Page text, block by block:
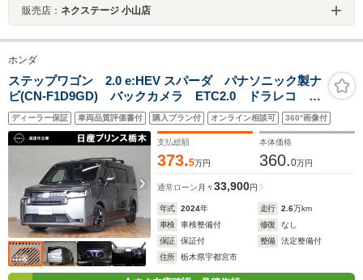
販売店： ネクステージ 小山店
ホンダ
ステップワゴン 2.0 e:HEV スパーダ パナソニック製ナ
ビ(CN-F1D9GD) バックカメラ ETC2.0 ドラレコ 両
側電動スライドドア クルーズコントロール 16インチ
AW ワンオーナー
ディーラー保証 車両品質評価書付 購入プラン付 オンライン相談可 360°画像付
支払総額
373.5万円
本体価格
360.0万円
通常ローン 月々33,900円
年式 2024年 走行 2.6万km
車検
車検整備付 修復
なし
保証
保証付 整備
法定整備付
住所
栃木県宇都宮市